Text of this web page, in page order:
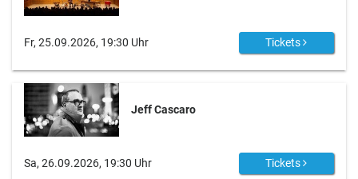
Fr, 25.09.2026, 19:30 Uhr Tickets
Jeff Cascaro
Sa, 26.09.2026, 19:30 Uhr Tickets